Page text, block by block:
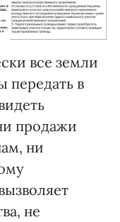
все земли
передать в
продажи
ни
не